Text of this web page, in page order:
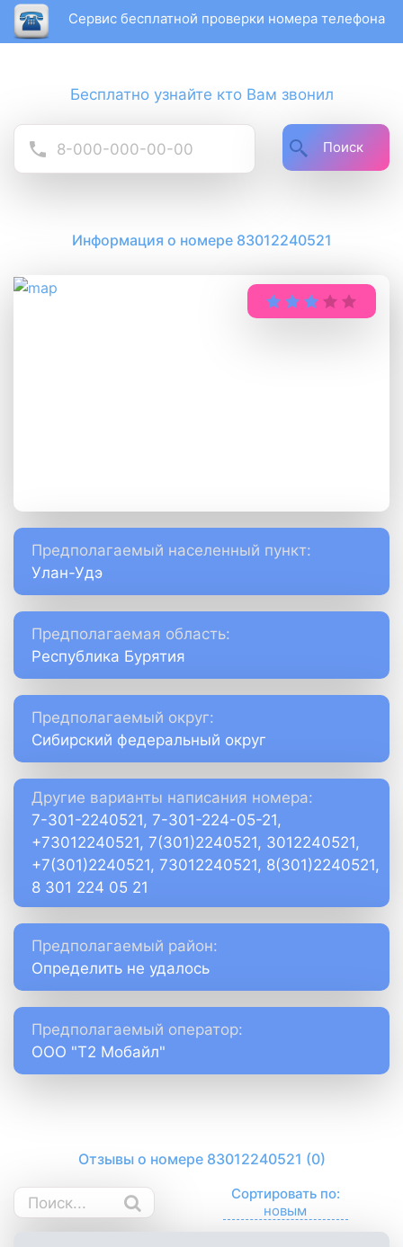
Сервис бесплатной проверки номера телефона
Бесплатно узнайте кто Вам звонил
Поиск
Информация о номере 83012240521
Предполагаемый населенный пункт:
Улан-Удэ
Предполагаемая область:
Республика Бурятия
Предполагаемый округ:
Сибирский федеральный округ
Другие варианты написания номера:
7-301-2240521, 7-301-224-05-21,
+73012240521, 7(301)2240521, 3012240521,
+7(301)2240521, 73012240521, 8(301)2240521,
8 301 224 05 21
Предполагаемый район:
Определить не удалось
Предполагаемый оператор:
ООО "Т2 Мобайл"
Отзывы о номере 83012240521 (0)
Сортировать по: